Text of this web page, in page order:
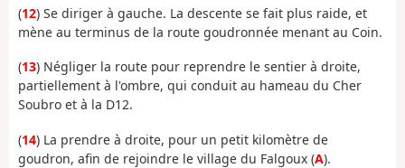
(12) Se diriger à gauche. La descente se fait plus raide, et
mène au terminus de la route goudronnée menant au Coin.
(13) Négliger la route pour reprendre le sentier à droite,
partiellement à l'ombre, qui conduit au hameau du Cher
Soubro et à la D12.
(14) La prendre à droite, pour un petit kilomètre de
goudron, afin de rejoindre le village du Falgoux (A).